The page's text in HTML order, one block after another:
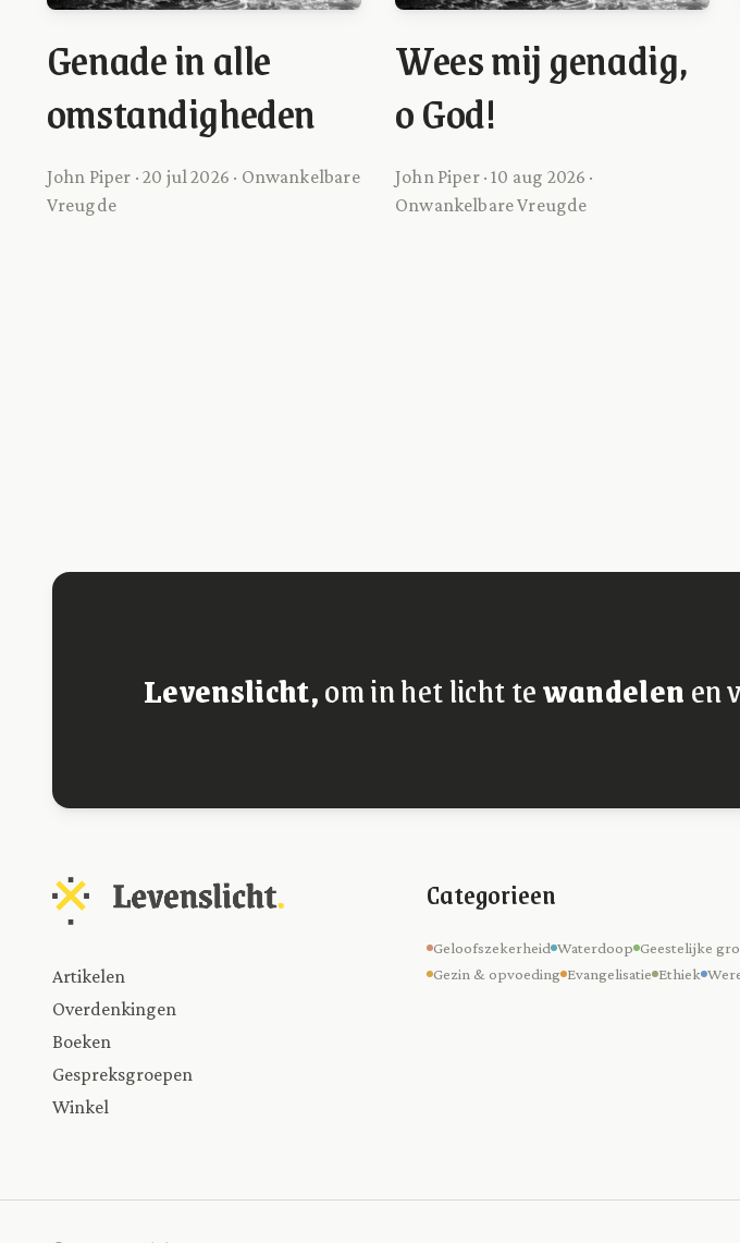
Genade in alle
omstandigheden
John Piper · 20 jul 2026 · Onwankelbare
Vreugde
Wees mij genadig,
o God!
John Piper · 10 aug 2026 ·
Onwankelbare Vreugde
Levenslicht,om in het licht tewandelenen
Artikelen
Overdenkingen
Boeken
Gespreksgroepen
Winkel
Categorieen
Geloofszekerheid Waterdoop Geestelijke
Gezin & opvoeding Evangelisatie Ethiek